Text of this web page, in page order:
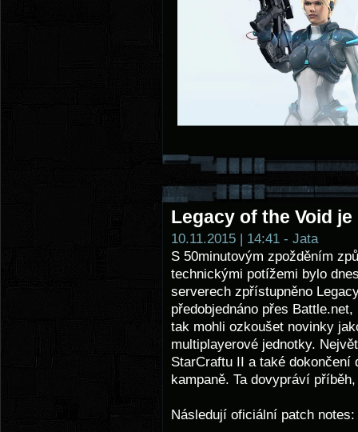
Legacy of the Void
10.11.2015 | 14:41 - Jata
S 50minutovým zpožděním
technickými potížemi bylo
serverech zpřístupněno
předobjednáno přes
tak mohli ozkoušet novinky
multiplayerové jednotky.
StarCraftu II a také dokončení
kampaně. Ta dovypráví
Následují oficiální patch notes: